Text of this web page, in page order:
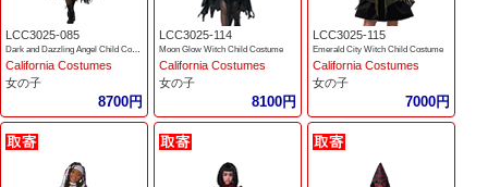
LCC3025-085
California Costumes
女の子
8700円
LCC3025-114
Moon Glow Witch Child Costume
California Costumes
女の子
8100円
LCC3025-115
Emerald City Witch Child Costume
California Costumes
女の子
7000円